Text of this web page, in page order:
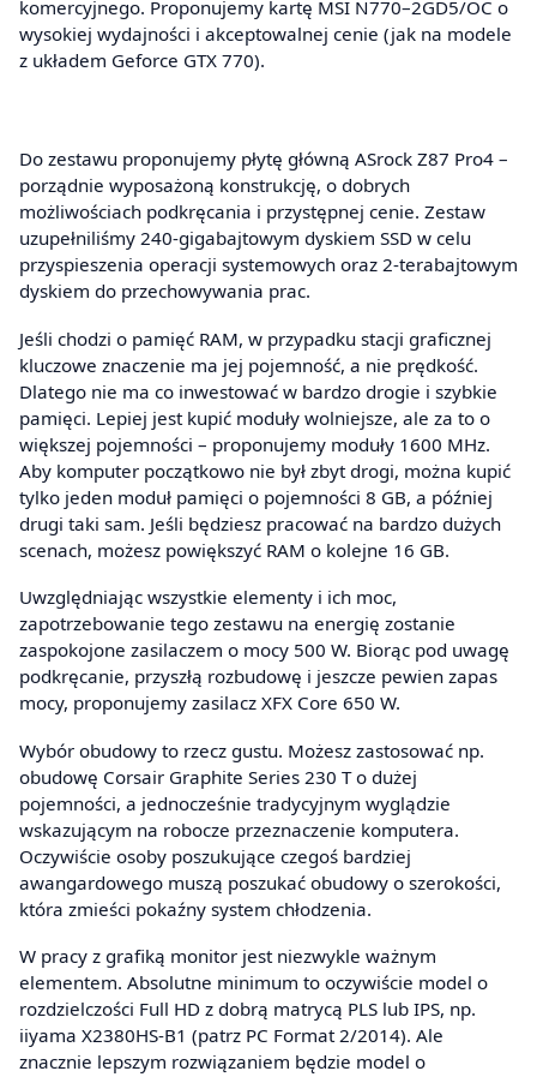
komercyjnego. Proponujemy kartę MSI N770–2GD5/OC o
wysokiej wydajności i akceptowalnej cenie (jak na modele
z układem Geforce GTX 770).
Do zestawu proponujemy płytę główną ASrock Z87 Pro4 –
porządnie wyposażoną konstrukcję, o dobrych
możliwościach podkręcania i przystępnej cenie. Zestaw
uzupełniliśmy 240-gigabajtowym dyskiem SSD w celu
przyspieszenia operacji systemowych oraz 2-terabajtowym
dyskiem do przechowywania prac.
Jeśli chodzi o pamięć RAM, w przypadku stacji graficznej
kluczowe znaczenie ma jej pojemność, a nie prędkość.
Dlatego nie ma co inwestować w bardzo drogie i szybkie
pamięci. Lepiej jest kupić moduły wolniejsze, ale za to o
większej pojemności – proponujemy moduły 1600 MHz.
Aby komputer początkowo nie był zbyt drogi, można kupić
tylko jeden moduł pamięci o pojemności 8 GB, a później
drugi taki sam. Jeśli będziesz pracować na bardzo dużych
scenach, możesz powiększyć RAM o kolejne 16 GB.
Uwzględniając wszystkie elementy i ich moc,
zapotrzebowanie tego zestawu na energię zostanie
zaspokojone zasilaczem o mocy 500 W. Biorąc pod uwagę
podkręcanie, przyszłą rozbudowę i jeszcze pewien zapas
mocy, proponujemy zasilacz XFX Core 650 W.
Wybór obudowy to rzecz gustu. Możesz zastosować np.
obudowę Corsair Graphite Series 230 T o dużej
pojemności, a jednocześnie tradycyjnym wyglądzie
wskazującym na robocze przeznaczenie komputera.
Oczywiście osoby poszukujące czegoś bardziej
awangardowego muszą poszukać obudowy o szerokości,
która zmieści pokaźny system chłodzenia.
W pracy z grafiką monitor jest niezwykle ważnym
elementem. Absolutne minimum to oczywiście model o
rozdzielczości Full HD z dobrą matrycą PLS lub IPS, np.
iiyama X2380HS-B1 (patrz PC Format 2/2014). Ale
znacznie lepszym rozwiązaniem będzie model o